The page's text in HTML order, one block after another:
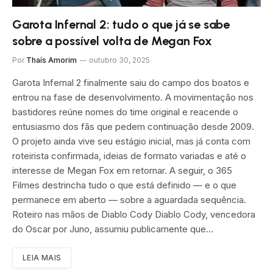
Garota Infernal 2: tudo o que já se sabe
sobre a possível volta de Megan Fox
Por Thaís Amorim outubro 30, 2025
Garota Infernal 2 finalmente saiu do campo dos boatos e
entrou na fase de desenvolvimento. A movimentação nos
bastidores reúne nomes do time original e reacende o
entusiasmo dos fãs que pedem continu­ação desde 2009.
O projeto ainda vive seu estágio inicial, mas já conta com
roteirista confirmada, ideias de formato variadas e até o
interesse de Megan Fox em retornar. A seguir, o 365
Filmes destrincha tudo o que está definido — e o que
permanece em aberto — sobre a aguardada sequência.
Roteiro nas mãos de Diablo Cody Diablo Cody, vencedora
do Oscar por Juno, assumiu publicamente que…
LEIA MAIS